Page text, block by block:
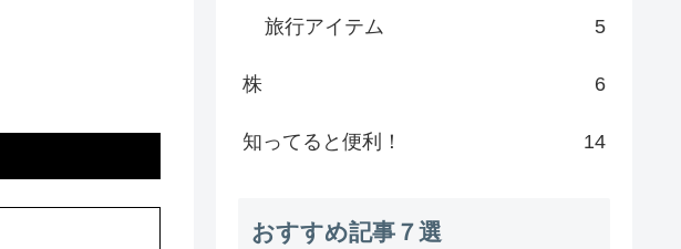
旅行アイテム 5
株 6
知ってると便利！ 14
おすすめ記事７選